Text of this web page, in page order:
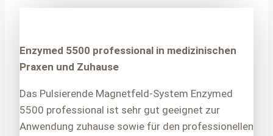
Enzymed 5500 professional in medizinischen
Praxen und Zuhause
Das Pulsierende Magnetfeld-System Enzymed
5500 professional ist sehr gut geeignet zur
Anwendung zuhause sowie für den professionellen